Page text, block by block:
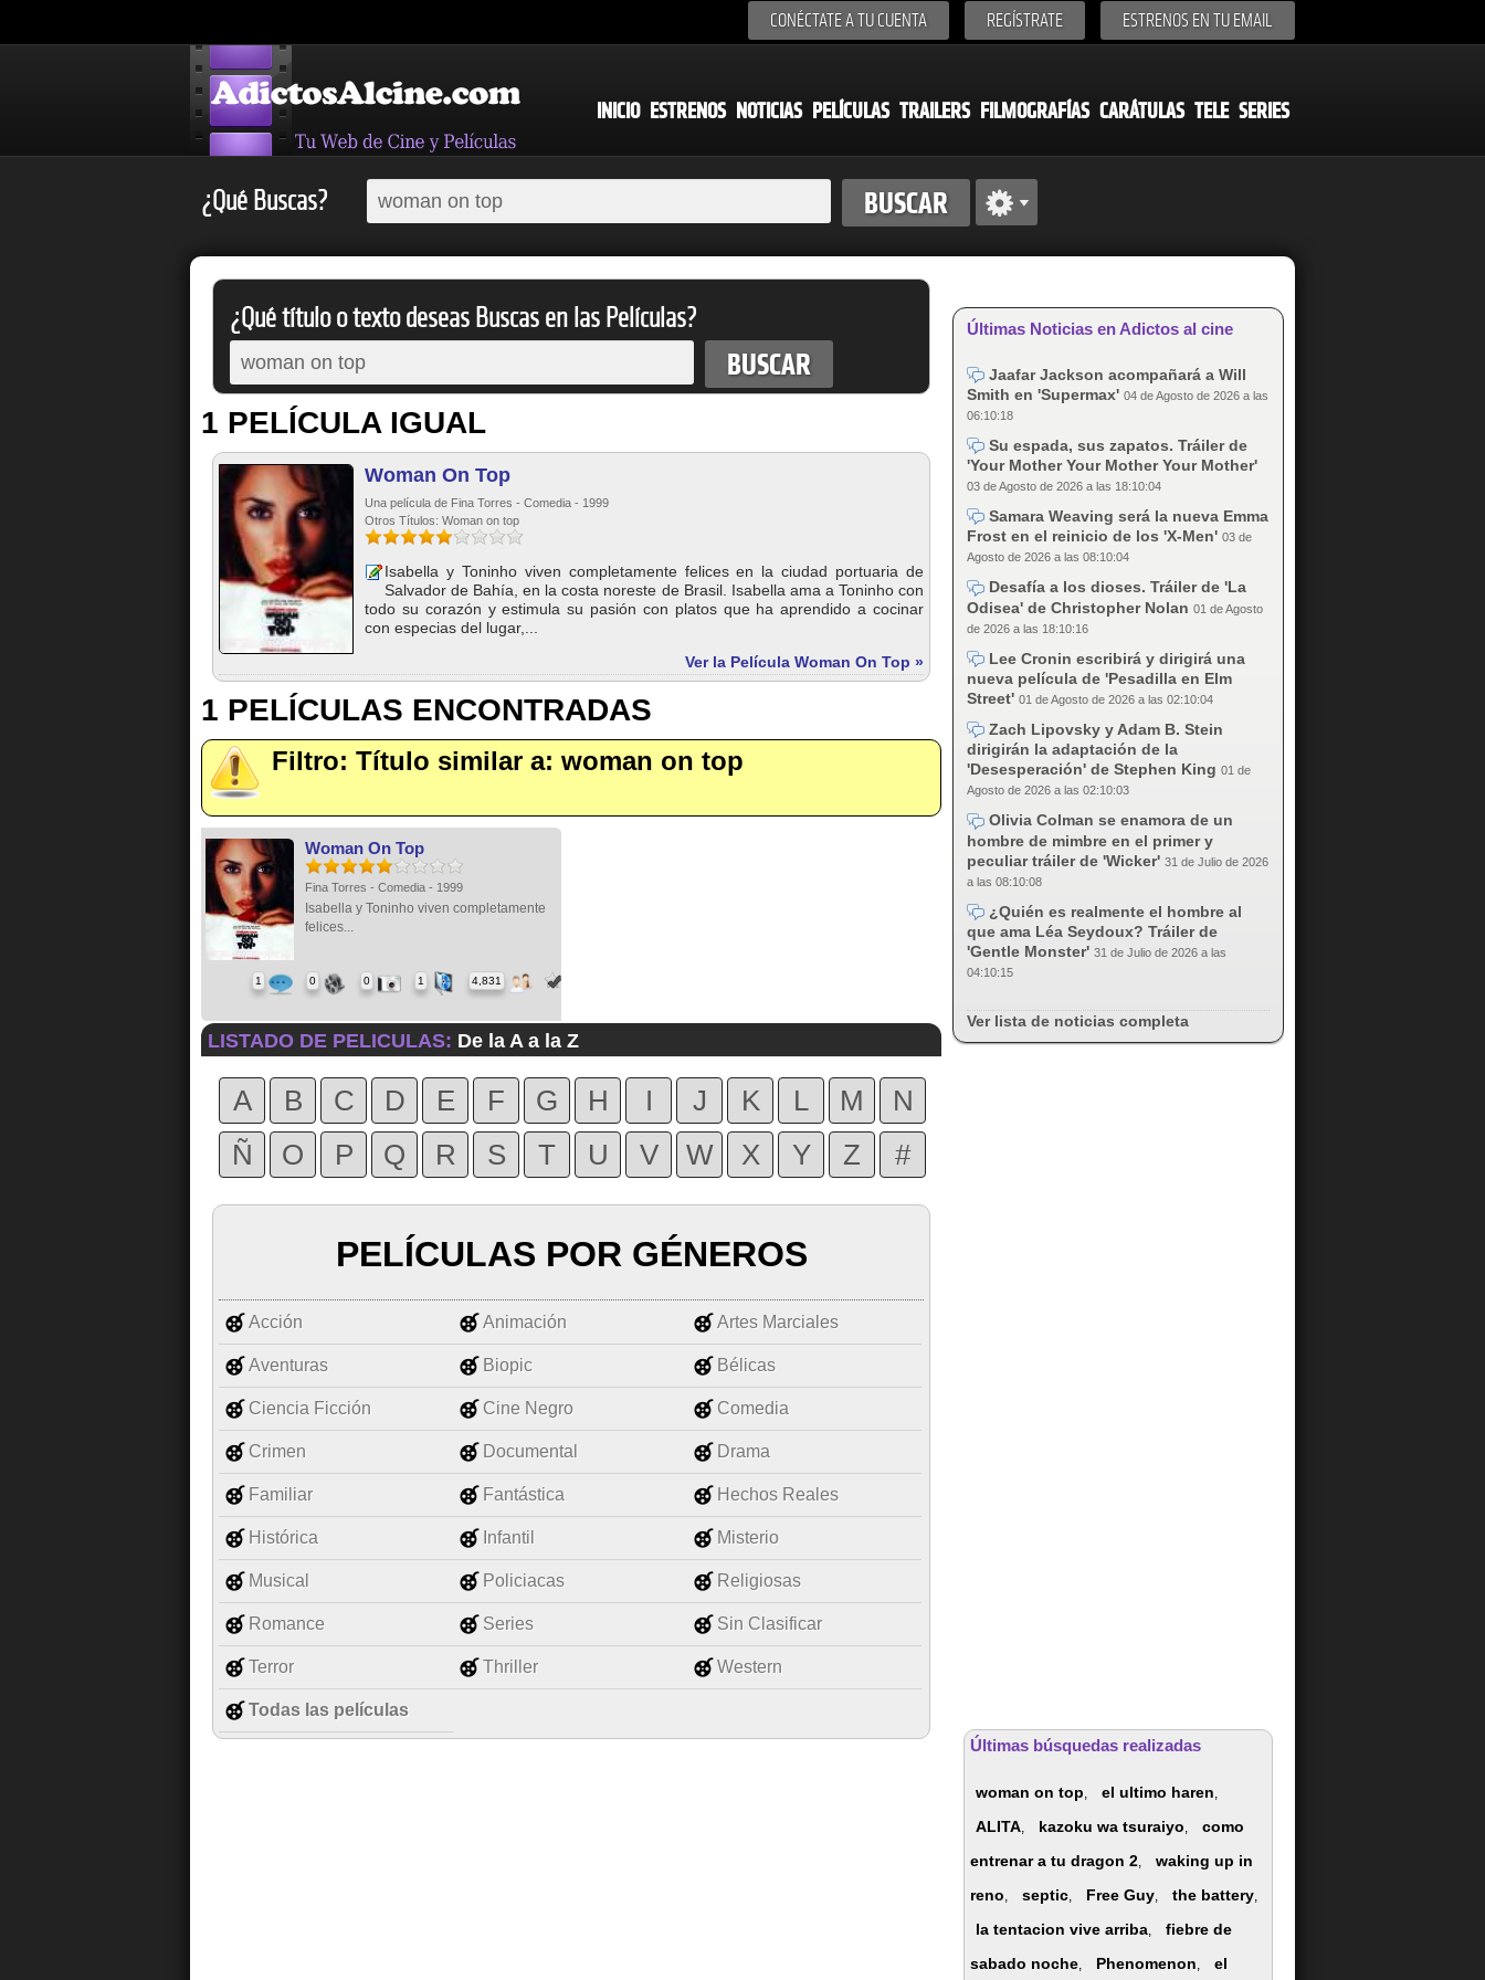
CONÉCTATE A TU CUENTA REGÍSTRATE ESTRENOS EN TU EMAIL
INICIO ESTRENOS NOTICIAS PELÍCULAS TRAILERS FILMOGRAFÍAS CARÁTULAS TELE SERIES
¿Qué Buscas?
¿Qué título o texto deseas Buscas en las Películas?
1 PELÍCULA IGUAL
Woman On Top
Una película de Fina Torres - Comedia - 1999
Otros Títulos: Woman on top
Isabella y Toninho viven completamente felices en la ciudad portuaria de
Salvador de Bahía, en la costa noreste de Brasil. Isabella ama a Toninho con
todo su corazón y estimula su pasión con platos que ha aprendido a cocinar
con especias del lugar,...
Ver la Película Woman On Top »
1 PELÍCULAS ENCONTRADAS
Filtro: Título similar a: woman on top
Woman On Top
Fina Torres - Comedia - 1999
Isabella y Toninho viven completamente
felices...
1 0 0 1 4,831
LISTADO DE PELICULAS: De la A a la Z
A B C D E F G H I J K L M
N
Ñ
O P Q R S T U V W X Y Z #
PELÍCULAS POR GÉNEROS
Acción Animación Artes Marciales
Aventuras Biopic Bélicas
Ciencia Ficción Cine Negro Comedia
Crimen Documental Drama
Familiar Fantástica Hechos Reales
Histórica Infantil Misterio
Musical Policiacas Religiosas
Romance Series Sin Clasificar
Terror Thriller Western
Todas las películas
Últimas Noticias en Adictos al cine
Jaafar Jackson acompañará a Will
Smith en 'Supermax' 04 de Agosto de 2026 a las
06:10:18
Su espada, sus zapatos. Tráiler de
'Your Mother Your Mother Your Mother'
03 de Agosto de 2026 a las 18:10:04
Samara Weaving será la nueva Emma
Frost en el reinicio de los 'X-Men' 03 de
Agosto de 2026 a las 08:10:04
Desafía a los dioses. Tráiler de 'La
Odisea' de Christopher Nolan 01 de Agosto
de 2026 a las 18:10:16
Lee Cronin escribirá y dirigirá una
nueva película de 'Pesadilla en Elm
Street' 01 de Agosto de 2026 a las 02:10:04
Zach Lipovsky y Adam B. Stein
dirigirán la adaptación de la
'Desesperación' de Stephen King 01 de
Agosto de 2026 a las 02:10:03
Olivia Colman se enamora de un
hombre de mimbre en el primer y
peculiar tráiler de 'Wicker' 31 de Julio de 2026
a las 08:10:08
¿Quién es realmente el hombre al
que ama Léa Seydoux? Tráiler de
'Gentle Monster' 31 de Julio de 2026 a las
04:10:15
Ver lista de noticias completa
Últimas búsquedas realizadas
woman on top, el ultimo haren,
ALITA, kazoku wa tsuraiyo,
como
entrenar a tu dragon 2,
waking up in
reno, septic, Free Guy, the battery,
la tentacion vive arriba,
fiebre de
sabado noche, Phenomenon, el